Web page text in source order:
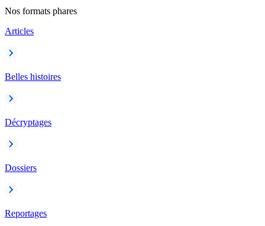
Nos formats phares
Articles
Belles histoires
Décryptages
Dossiers
Reportages